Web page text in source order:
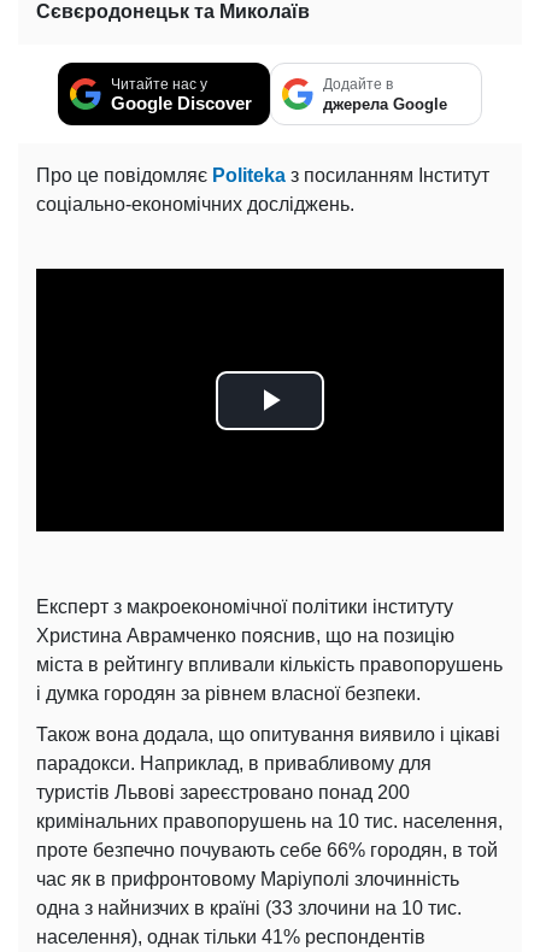
Сєвєродонецьк та Миколаїв
Читайте нас у
Google Discover
Додайте в
джерела Google
Про це повідомляє Politeka з посиланням Інститут
соціально-економічних досліджень.
Play
Експерт з макроекономічної політики інституту
Христина Аврамченко пояснив, що на позицію
міста в рейтингу впливали кількість правопорушень
і думка городян за рівнем власної безпеки.
Також вона додала, що опитування виявило і цікаві
парадокси. Наприклад, в привабливому для
туристів Львові зареєстровано понад 200
кримінальних правопорушень на 10 тис. населення,
проте безпечно почувають себе 66% городян, в той
час як в прифронтовому Маріуполі злочинність
одна з найнизчих в країні (33 злочини на 10 тис.
населення), однак тільки 41% респондентів